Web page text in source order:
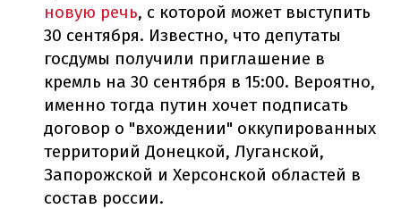
новую речь, с которой может выступить
30 сентября. Известно, что депутаты
госдумы получили приглашение в
кремль на 30 сентября в 15:00. Вероятно,
именно тогда путин хочет подписать
договор о "вхождении" оккупированных
территорий Донецкой, Луганской,
Запорожской и Херсонской областей в
состав россии.